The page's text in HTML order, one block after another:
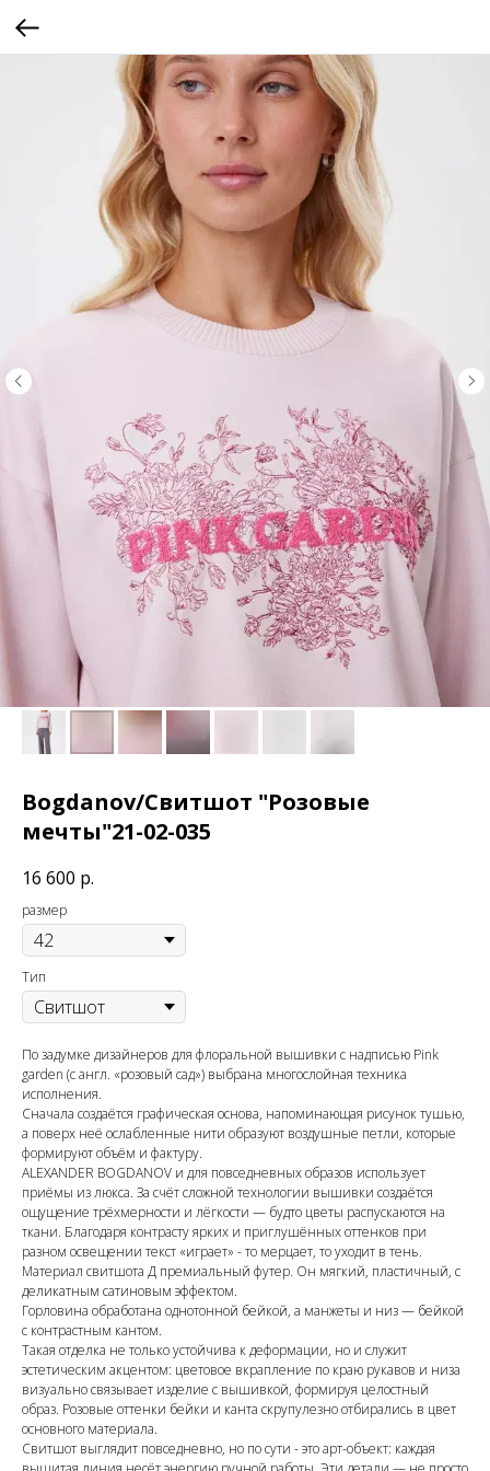
Bogdanov/Свитшот "Розовые
мечты"21-02-035
16 600 р.
размер
Тип
По задумке дизайнеров для флоральной вышивки с надписью Pink
garden (с англ. «розовый сад») выбрана многослойная техника
исполнения.
Сначала создаётся графическая основа, напоминающая рисунок тушью,
а поверх неё ослабленные нити образуют воздушные петли, которые
формируют объём и фактуру.
ALEXANDER BOGDANOV и для повседневных образов использует
приёмы из люкса. За счёт сложной технологии вышивки создаётся
ощущение трёхмерности и лёгкости — будто цветы распускаются на
ткани. Благодаря контрасту ярких и приглушённых оттенков при
разном освещении текст «играет» - то мерцает, то уходит в тень.
Материал свитшота Д премиальный футер. Он мягкий, пластичный, с
деликатным сатиновым эффектом.
Горловина обработана однотонной бейкой, а манжеты и низ — бейкой
с контрастным кантом.
Такая отделка не только устойчива к деформации, но и служит
эстетическим акцентом: цветовое вкрапление по краю рукавов и низа
визуально связывает изделие с вышивкой, формируя целостный
образ. Розовые оттенки бейки и канта скрупулезно отбирались в цвет
основного материала.
Свитшот выглядит повседневно, но по сути - это арт-объект: каждая